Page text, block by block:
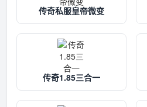
传奇私服皇帝微变
传奇1.85三合一